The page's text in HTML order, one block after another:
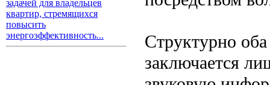
задачей для владельцев
квартир, стремящихся
повысить
энергоэффективность...
Структурно
заключается